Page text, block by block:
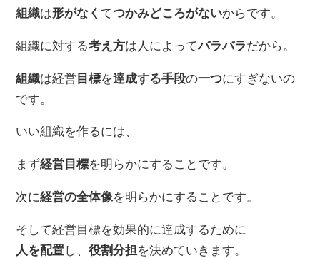
組織は形がなく てつかみどころがないからです。
組織に対する考え方は人によってバラバラだから。
組織は経営 目標を達成する手段の一つにすぎないの
です。
いい組織を作るには、
まず経営目標を明らかにすることです。
次に経営の全体像を明らかにすることです。
そして経営目標を効果的に達成するために
人を配置し、役割分担を決めていきます。